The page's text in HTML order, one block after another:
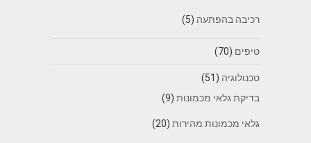
רכיבה בהפתעה (5)
טיפים (70)
טכנולוגיה (51)
בדיקת גלאי מכמונות(9)
גלאי מכמונות מהירות(20)